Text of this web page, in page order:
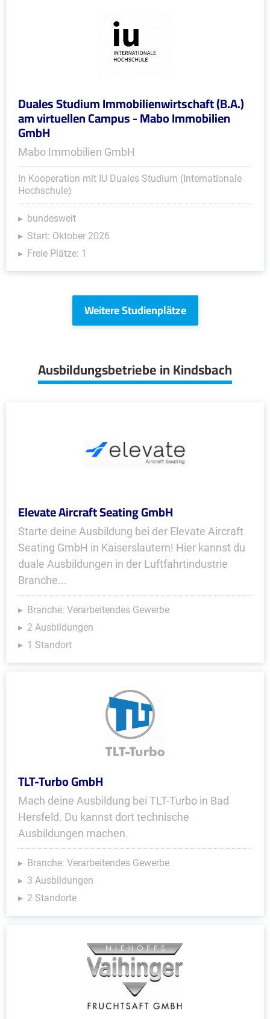
Duales Studium Immobilienwirtschaft (B.A.)
am virtuellen Campus - Mabo Immobilien
GmbH
Mabo Immobilien GmbH
In Kooperation mit IU Duales Studium (Internationale
Hochschule)
bundesweit
Start: Oktober 2026
Freie Plätze: 1
Weitere Studienplätze
Ausbildungsbetriebe in Kindsbach
Elevate Aircraft Seating GmbH
Starte deine Ausbildung bei der Elevate Aircraft
Seating GmbH in Kaiserslautern! Hier kannst du
duale Ausbildungen in der Luftfahrtindustrie
Branche...
Branche: Verarbeitendes Gewerbe
2 Ausbildungen
1 Standort
TLT-Turbo GmbH
Mach deine Ausbildung bei TLT-Turbo in Bad
Hersfeld. Du kannst dort technische
Ausbildungen machen.
Branche: Verarbeitendes Gewerbe
3 Ausbildungen
2 Standorte